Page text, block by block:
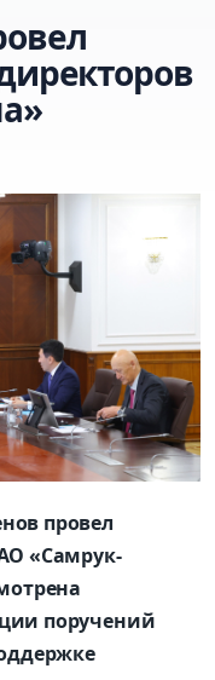
провел
«Самрук-
поручений